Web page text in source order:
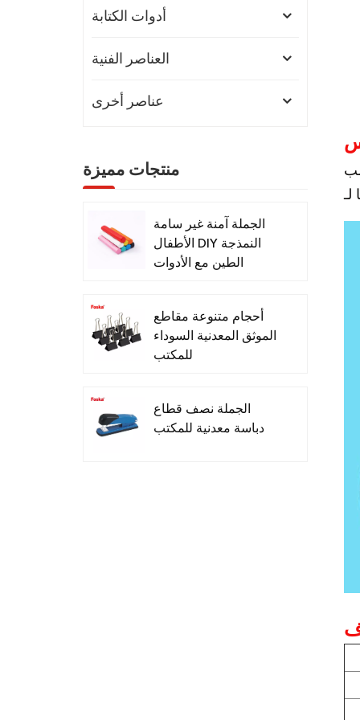
ملم). مناسب
أدوات الكتابة
العناصر الفنية
عناصر أخرى
منتجات مميزة
الجملة آمنة غير سامة
الأطفال DIY النمذجة
الطين مع الأدوات
أحجام متنوعة مقاطع
الموثق المعدنية السوداء
للمكتب
الجملة نصف قطاع
دباسة معدنية للمكتب